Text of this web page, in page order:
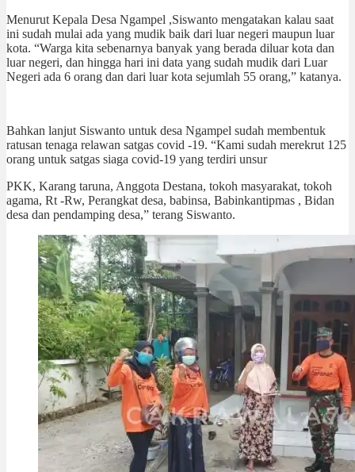
Menurut Kepala Desa Ngampel ,Siswanto mengatakan kalau saat
ini sudah mulai ada yang mudik baik dari luar negeri maupun luar
kota. “Warga kita sebenarnya banyak yang berada diluar kota dan
luar negeri, dan hingga hari ini data yang sudah mudik dari Luar
Negeri ada 6 orang dan dari luar kota sejumlah 55 orang,” katanya.
Bahkan lanjut Siswanto untuk desa Ngampel sudah membentuk
ratusan tenaga relawan satgas covid -19. “Kami sudah merekrut 125
orang untuk satgas siaga covid-19 yang terdiri unsur
PKK, Karang taruna, Anggota Destana, tokoh masyarakat, tokoh
agama, Rt -Rw, Perangkat desa, babinsa, Babinkantipmas , Bidan
desa dan pendamping desa,” terang Siswanto.